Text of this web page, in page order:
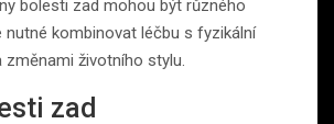
bolesti zad mohou být různého
nutné kombinovat léčbu s fyzikální
životního stylu.
zad